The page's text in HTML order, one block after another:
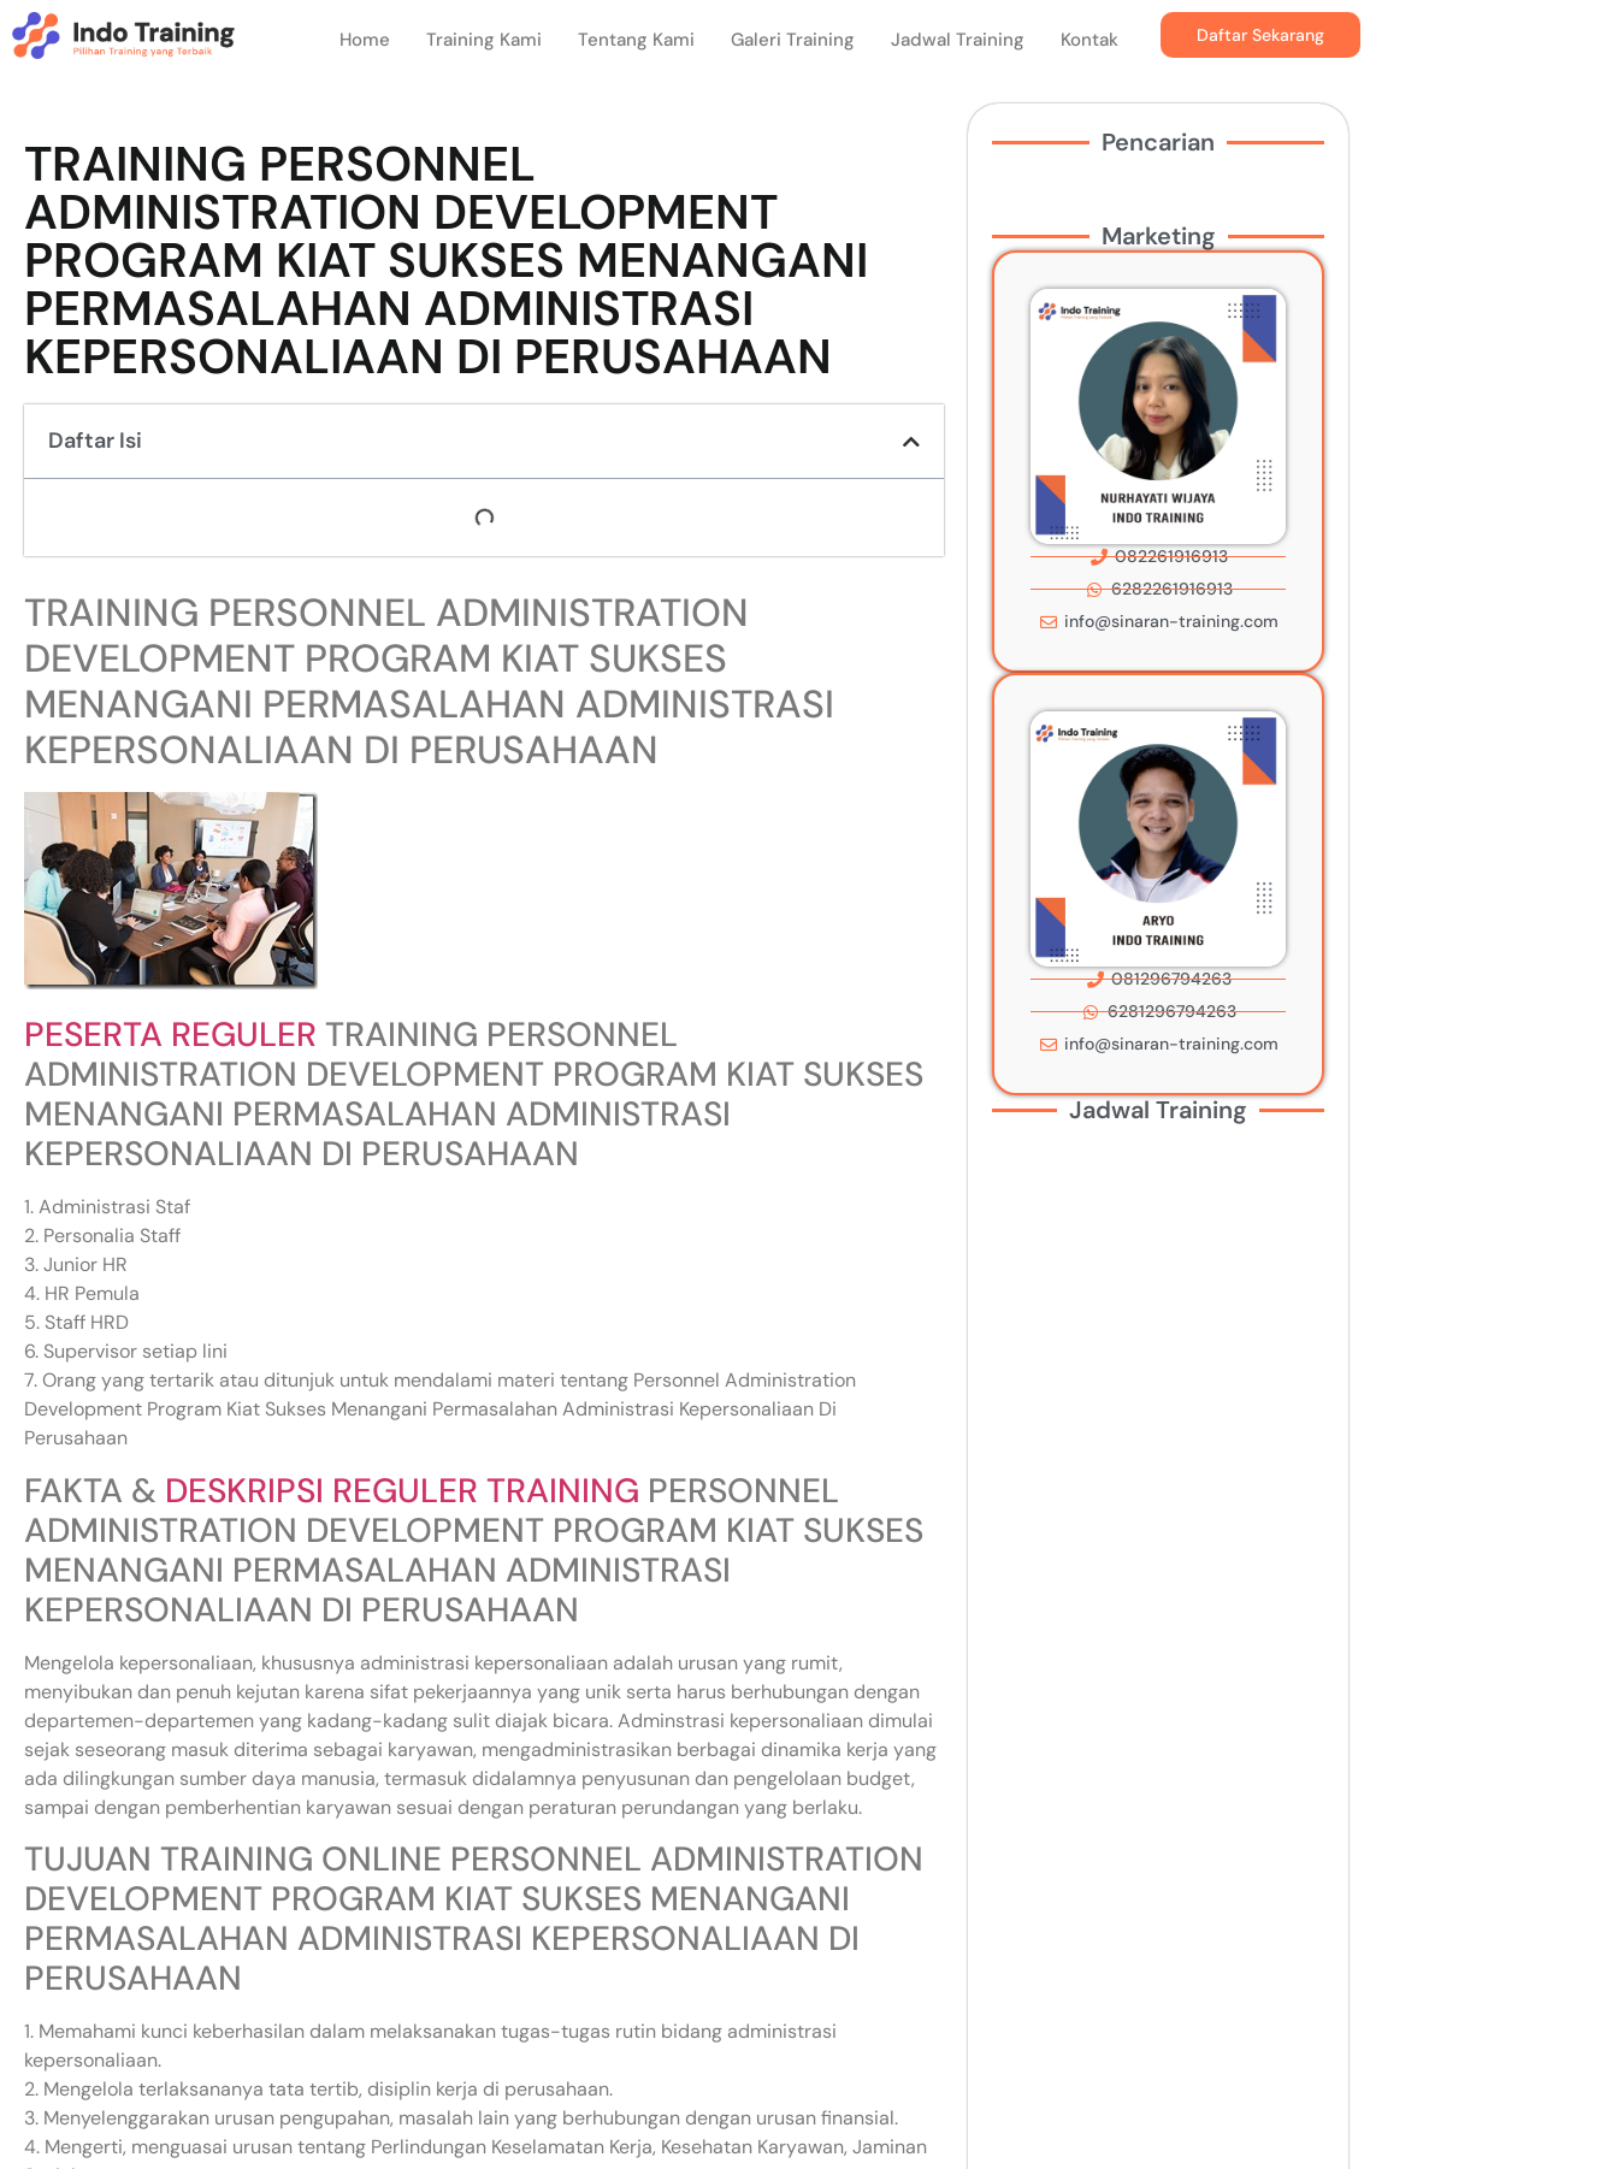
Home Training Kami Tentang Kami Galeri Training Jadwal Training Kontak Daftar Sekarang
TRAINING PERSONNEL
ADMINISTRATION DEVELOPMENT
PROGRAM KIAT SUKSES MENANGANI
PERMASALAHAN ADMINISTRASI
KEPERSONALIAAN DI PERUSAHAAN
Daftar Isi
TRAINING PERSONNEL ADMINISTRATION
DEVELOPMENT PROGRAM KIAT SUKSES
MENANGANI PERMASALAHAN ADMINISTRASI
KEPERSONALIAAN DI PERUSAHAAN
PESERTA REGULER TRAINING PERSONNEL
ADMINISTRATION DEVELOPMENT PROGRAM KIAT SUKSES
MENANGANI PERMASALAHAN ADMINISTRASI
KEPERSONALIAAN DI PERUSAHAAN
1. Administrasi Staf
2. Personalia Staff
3. Junior HR
4. HR Pemula
5. Staff HRD
6. Supervisor setiap lini
7. Orang yang tertarik atau ditunjuk untuk mendalami materi tentang Personnel Administration
Development Program Kiat Sukses Menangani Permasalahan Administrasi Kepersonaliaan Di
Perusahaan
FAKTA & DESKRIPSI REGULER TRAINING PERSONNEL
ADMINISTRATION DEVELOPMENT PROGRAM KIAT SUKSES
MENANGANI PERMASALAHAN ADMINISTRASI
KEPERSONALIAAN DI PERUSAHAAN
Mengelola kepersonaliaan, khususnya administrasi kepersonaliaan adalah urusan yang rumit,
menyibukan dan penuh kejutan karena sifat pekerjaannya yang unik serta harus berhubungan dengan
departemen-departemen yang kadang-kadang sulit diajak bicara. Adminstrasi kepersonaliaan dimulai
sejak seseorang masuk diterima sebagai karyawan, mengadministrasikan berbagai dinamika kerja yang
ada dilingkungan sumber daya manusia, termasuk didalamnya penyusunan dan pengelolaan budget,
sampai dengan pemberhentian karyawan sesuai dengan peraturan perundangan yang berlaku.
TUJUAN TRAINING ONLINE PERSONNEL ADMINISTRATION
DEVELOPMENT PROGRAM KIAT SUKSES MENANGANI
PERMASALAHAN ADMINISTRASI KEPERSONALIAAN DI
PERUSAHAAN
1. Memahami kunci keberhasilan dalam melaksanakan tugas-tugas rutin bidang administrasi
kepersonaliaan.
2. Mengelola terlaksananya tata tertib, disiplin kerja di perusahaan.
3. Menyelenggarakan urusan pengupahan, masalah lain yang berhubungan dengan urusan finansial.
4. Mengerti, menguasai urusan tentang Perlindungan Keselamatan Kerja, Kesehatan Karyawan, Jaminan
Pencarian
Marketing
082261916913
6282261916913
info@sinaran-training.com
081296794263
6281296794263
info@sinaran-training.com
Jadwal Training